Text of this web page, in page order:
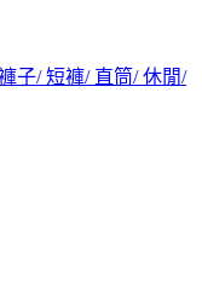
子/ 短褲/ 直筒/ 休閒/